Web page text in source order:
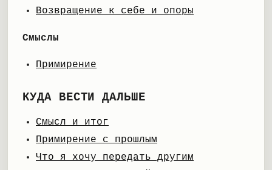
Возвращение к себе и опоры
Смыслы
Примирение
КУДА ВЕСТИ ДАЛЬШЕ
Смысл и итог
Примирение с прошлым
Что я хочу передать другим